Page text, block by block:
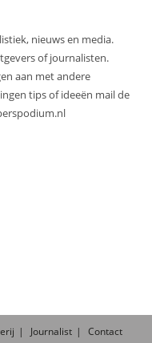
nieuws en media.
of journalisten.
aan met andere
tips of ideeën mail de
Journalist Contact